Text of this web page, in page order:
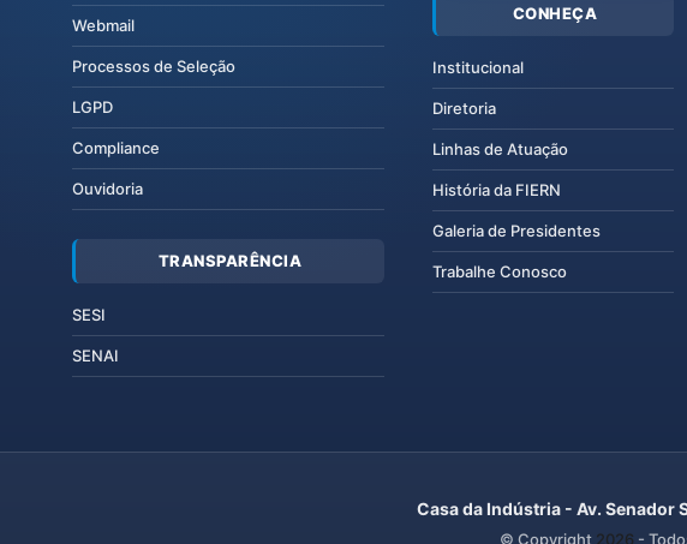
Webmail
Processos de Seleção
LGPD
Compliance
Ouvidoria
TRANSPARÊNCIA
SESI
SENAI
CONHEÇA
Institucional
Diretoria
Linhas de Atuação
História da FIERN
Galeria de Presidentes
Trabalhe Conosco
Casa da Indústria - Av. Senador
© Copyright 2026 -